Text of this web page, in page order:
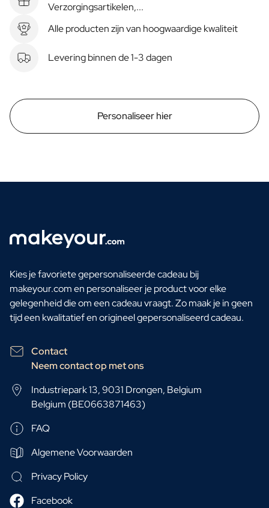
Verzorgingsartikelen,...
Alle producten zijn van hoogwaardige kwaliteit
Levering binnen de 1-3 dagen
Personaliseer hier
Kies je favoriete gepersonaliseerde cadeau bij
makeyour.com en personaliseer je product voor elke
gelegenheid die om een cadeau vraagt. Zo maak je in geen
tijd een kwalitatief en origineel gepersonaliseerd cadeau.
Contact
Neem contact op met ons
Industriepark 13, 9031 Drongen, Belgium
Belgium (BE0663871463)
FAQ
Algemene Voorwaarden
Privacy Policy
Facebook